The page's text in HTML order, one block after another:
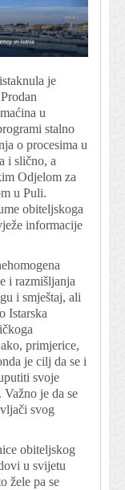
je
u
stalno
o procesima u
i slično, a
Odjelom za
u Puli.
obiteljskoga
informacije
i razmišljanja
i smještaj, ali
Istarska
primjerice,
je cilj da se i
svoje
je da se
svog
obiteljskog
u svijetu
žele pa se